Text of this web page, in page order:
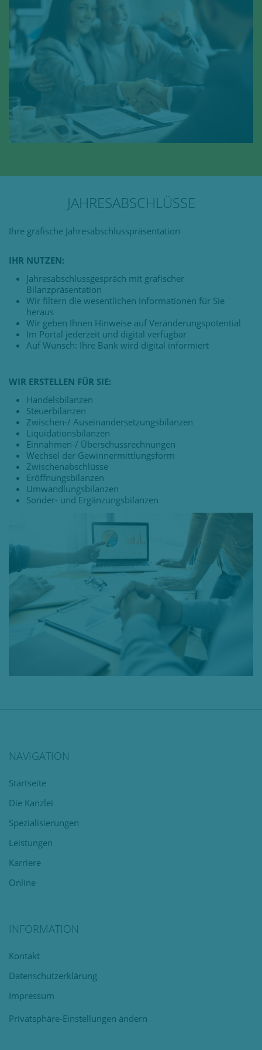
JAHRESABSCHLÜSSE
Ihre grafische Jahresabschlusspräsentation
IHR NUTZEN:
Jahresabschlussgespräch mit grafischer
Bilanzpräsentation
Wir filtern die wesentlichen Informationen für Sie
heraus
Wir geben Ihnen Hinweise auf Veränderungspotential
Im Portal jederzeit und digital verfügbar
Auf Wunsch: Ihre Bank wird digital informiert
WIR ERSTELLEN FÜR SIE:
Handelsbilanzen
Steuerbilanzen
Zwischen-/ Auseinandersetzungsbilanzen
Liquidationsbilanzen
Einnahmen-/ Überschussrechnungen
Wechsel der Gewinnermittlungsform
Zwischenabschlüsse
Eröffnungsbilanzen
Umwandlungsbilanzen
Sonder- und Ergänzungsbilanzen
NAVIGATION
Navigation
Startseite
Die Kanzlei
Spezialisierungen
Leistungen
Karriere
Online
INFORMATION
Navigation
Kontakt
Datenschutzerklärung
Impressum
Privatsphäre-Einstellungen ändern